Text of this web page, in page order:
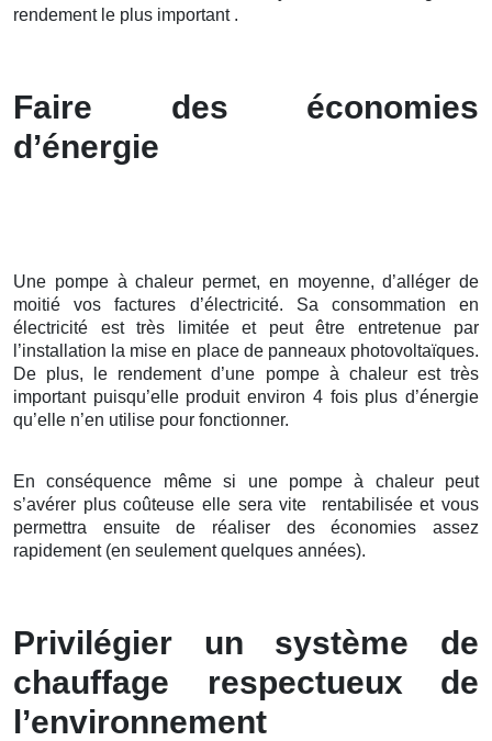
rendement le plus important .
Faire des économies
d’énergie
Une pompe à chaleur permet, en moyenne, d’alléger de
moitié vos factures d’électricité. Sa consommation en
électricité est très limitée et peut être entretenue par
l’installation la mise en place de panneaux photovoltaïques.
De plus, le rendement d’une pompe à chaleur est très
important puisqu’elle produit environ 4 fois plus d’énergie
qu’elle n’en utilise pour fonctionner.
En conséquence même si une pompe à chaleur peut
s’avérer plus coûteuse elle sera vite rentabilisée et vous
permettra ensuite de réaliser des économies assez
rapidement (en seulement quelques années).
Privilégier un système de
chauffage respectueux de
l’environnement